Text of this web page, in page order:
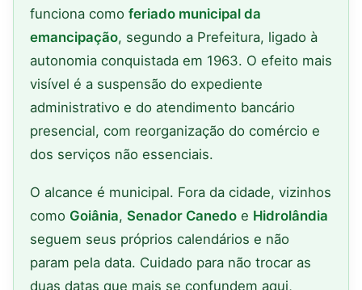
funciona como feriado municipal da
emancipação, segundo a Prefeitura, ligado à
autonomia conquistada em 1963. O efeito mais
visível é a suspensão do expediente
administrativo e do atendimento bancário
presencial, com reorganização do comércio e
dos serviços não essenciais.
O alcance é municipal. Fora da cidade, vizinhos
como Goiânia, Senador Canedo e Hidrolândia
seguem seus próprios calendários e não
param pela data. Cuidado para não trocar as
duas datas que mais se confundem aqui,